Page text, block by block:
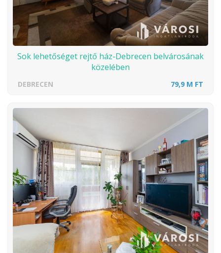
Sok lehetőséget rejtő ház-Debrecen belvárosának
közelében
DEBRECEN 79,9 M FT